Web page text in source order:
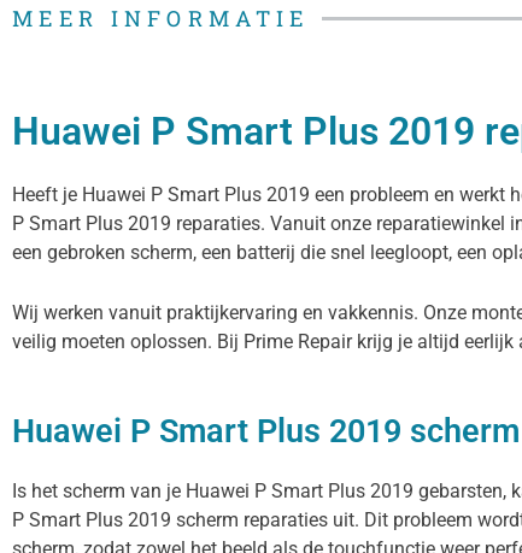
MEER INFORMATIE
Huawei P Smart Plus 2019
Heeft je Huawei P Smart Plus 2019 een probleem en werkt
P Smart Plus 2019 reparaties. Vanuit onze
een gebroken scherm, een batterij die snel leegloopt, een
Wij werken vanuit praktijkervaring en vakkennis. Onze
veilig moeten oplossen. Bij Prime Repair krijg je altijd
Huawei P Smart Plus 2019
Is het scherm van je Huawei P Smart Plus 2019
P Smart Plus 2019 scherm reparaties uit. Dit probleem